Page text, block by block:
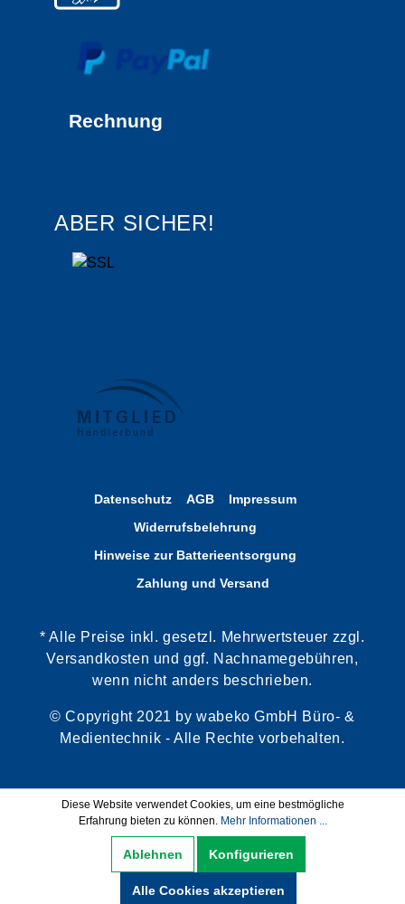
Rechnung
ABER SICHER!
Datenschutz AGB
Impressum
Widerrufsbelehrung
Hinweise zur Batterieentsorgung
Zahlung und Versand
* Alle Preise inkl. gesetzl. Mehrwertsteuer zzgl.
Versandkosten und ggf. Nachnamegebühren,
wenn nicht anders beschrieben.
© Copyright 2021 by wabeko GmbH Büro- &
Medientechnik - Alle Rechte vorbehalten.
Diese Website verwendet Cookies, um eine bestmögliche
Erfahrung bieten zu können. Mehr Informationen ...
Ablehnen Konfigurieren
Alle Cookies akzeptieren